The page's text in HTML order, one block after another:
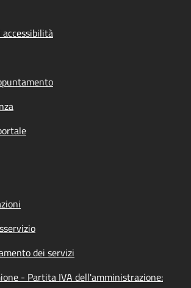
dei servizi
- Partita IVA dell'amministrazione: